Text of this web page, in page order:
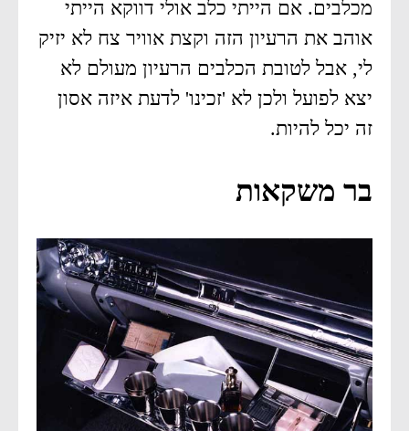
מכלבים. אם הייתי כלב אולי דווקא הייתי
אוהב את הרעיון הזה וקצת אוויר צח לא יזיק
לי, אבל לטובת הכלבים הרעיון מעולם לא
יצא לפועל ולכן לא 'זכינו' לדעת איזה אסון
זה יכל להיות.
בר משקאות